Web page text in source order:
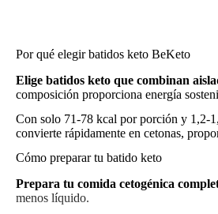
Por qué elegir batidos keto BeKeto
Elige batidos keto que combinan
composición proporciona energía
Con solo 71-78 kcal por porción y 1,2-
convierte rápidamente en cetonas,
Cómo preparar tu batido keto
Prepara tu comida cetogénica
menos líquido.